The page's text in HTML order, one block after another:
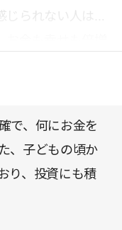
られない人は、
で、何にお金を
、子どもの頃か
り、投資にも積